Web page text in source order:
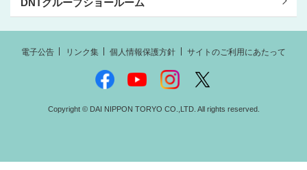
電子公告 リンク集 個人情報保護方針 サイトのご利用にあたって
Copyright © DAI NIPPON TORYO CO.,LTD. All rights reserved.